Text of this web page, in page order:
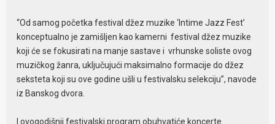
“Od samog početka festival džez muzike ‘Intime Jazz Fest’
konceptualno je zamišljen kao kamerni festival džez muzike
koji će se fokusirati na manje sastave i vrhunske soliste ovog
muzičkog žanra, uključujući maksimalno formacije do džez
seksteta koji su ove godine ušli u festivalsku selekciju”, navode
iz Banskog dvora.
I ovogodišnji festivalski program obuhvatiće koncerte